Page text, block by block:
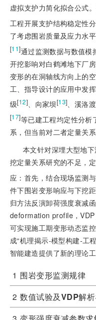
虚拟支护力简化拟合公式
工程开展支护结构稳定性
了考虑围岩质量及应力水
[11]通过监测数据与数值模
开挖影响对白鹤滩地下厂
变形的在洞轴线方向上的
工、指导设计的应用中发
级[12]、向家坝[13]、溪洛渡
[17]等已建工程均定性分析
系，但当前对二者定量关
本文针对深埋大型地
挖定量关系研究的不足，
应：首先，结合现场监测
件下围岩变形响应与下挖
归方法反演卸荷强度衰减
deformation profile，
可实现施工期变形动态监
成“机理揭示-模型构建-工
智能建造提供了新的理论
1 围岩变形监测规律
2 数值试验及VDP解